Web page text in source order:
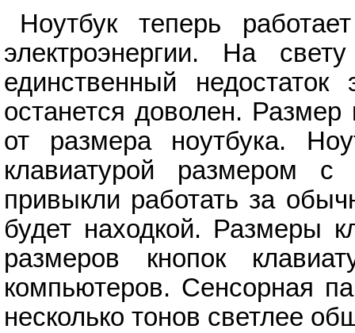
Ноутбук теперь
электроэнергии. На
единственный
останется доволен. Размер
от размера ноутбука.
клавиатурой размером
привыкли работать за
будет находкой. Размеры
размеров кнопок
компьютеров. Сенсорная
несколько тонов светлее